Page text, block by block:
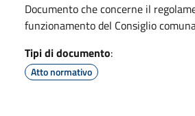
Documento che concerne il
funzionamento del Consiglio
Tipi di documento:
Atto normativo